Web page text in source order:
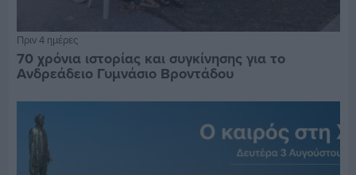
Πριν 4 ημέρες
70 χρόνια ιστορίας και συγκίνησης για το
Ανδρεάδειο Γυμνάσιο Βροντάδου